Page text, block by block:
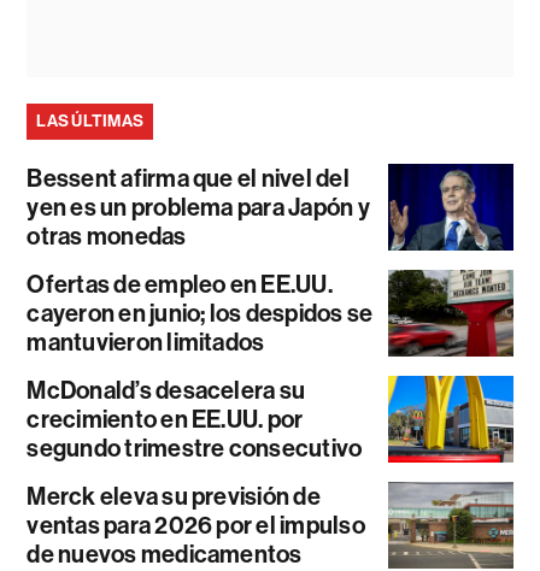
LAS ÚLTIMAS
Bessent afirma que el nivel del
yen es un problema para Japón y
otras monedas
Ofertas de empleo en EE.UU.
cayeron en junio; los despidos se
mantuvieron limitados
McDonald’s desacelera su
crecimiento en EE.UU. por
segundo trimestre consecutivo
Merck eleva su previsión de
ventas para 2026 por el impulso
de nuevos medicamentos